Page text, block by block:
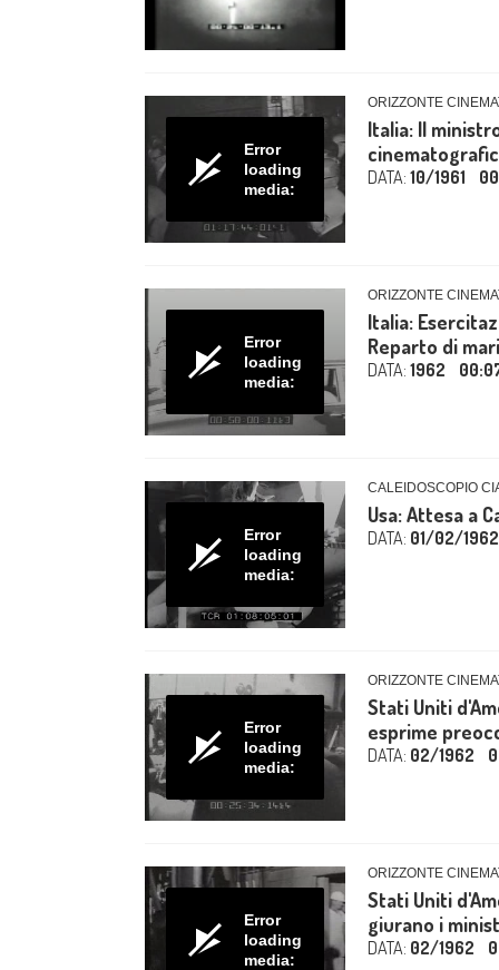
Error
loading
media:
ORIZZONTE
Italia: Il
DATA: 10/1961
Error
loading
media:
ORIZZONTE
Italia:
Reparto di
DATA: 1962
Error
loading
media:
CALEIDOSCOPIO
Usa: Attesa a
DATA: 01/02/1962
Error
loading
media:
ORIZZONTE
Stati Uniti
esprime
DATA: 02/1962
Error
loading
media:
ORIZZONTE
Stati Uniti
giurano i
DATA: 02/1962